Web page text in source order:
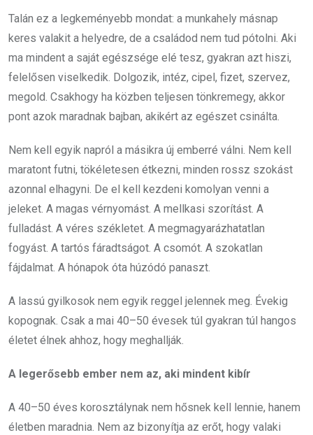
Talán ez a legkeményebb mondat: a munkahely másnap
keres valakit a helyedre, de a családod nem tud pótolni. Aki
ma mindent a saját egészsége elé tesz, gyakran azt hiszi,
felelősen viselkedik. Dolgozik, intéz, cipel, fizet, szervez,
megold. Csakhogy ha közben teljesen tönkremegy, akkor
pont azok maradnak bajban, akikért az egészet csinálta.
Nem kell egyik napról a másikra új emberré válni. Nem kell
maratont futni, tökéletesen étkezni, minden rossz szokást
azonnal elhagyni. De el kell kezdeni komolyan venni a
jeleket. A magas vérnyomást. A mellkasi szorítást. A
fulladást. A véres székletet. A megmagyarázhatatlan
fogyást. A tartós fáradtságot. A csomót. A szokatlan
fájdalmat. A hónapok óta húzódó panaszt.
A lassú gyilkosok nem egyik reggel jelennek meg. Évekig
kopognak. Csak a mai 40–50 évesek túl gyakran túl hangos
életet élnek ahhoz, hogy meghallják.
A legerősebb ember nem az, aki mindent kibír
A 40–50 éves korosztálynak nem hősnek kell lennie, hanem
életben maradnia. Nem az bizonyítja az erőt, hogy valaki